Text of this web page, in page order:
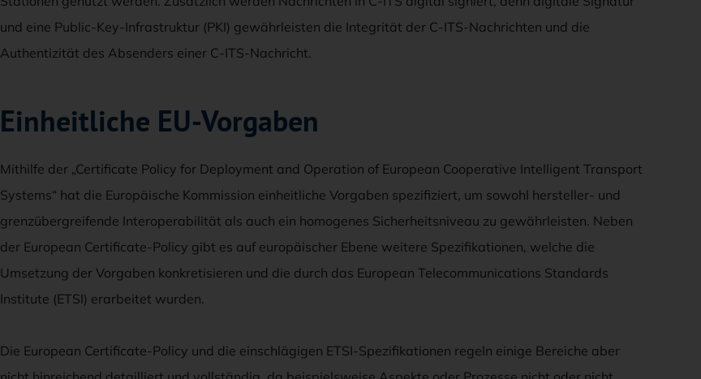
und eine Public-Key-Infrastruktur (PKI) gewährleisten die Integrität der C-ITS-Nachrichten und die
Authentizität des Absenders einer C-ITS-Nachricht.
Einheitliche EU-Vorgaben
Mithilfe der „Certificate Policy for Deployment and Operation of European Cooperative Intelligent Transport
Systems“ hat die Europäische Kommission einheitliche Vorgaben spezifiziert, um sowohl hersteller- und
grenzübergreifende Interoperabilität als auch ein homogenes Sicherheitsniveau zu gewährleisten. Neben
der European Certificate-Policy gibt es auf europäischer Ebene weitere Spezifikationen, welche die
Umsetzung der Vorgaben konkretisieren und die durch das European Telecommunications Standards
Institute (ETSI) erarbeitet wurden.
Die European Certificate-Policy und die einschlägigen ETSI-Spezifikationen regeln einige Bereiche aber